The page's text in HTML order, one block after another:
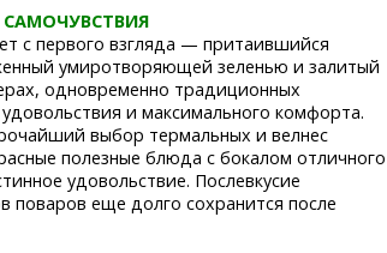
с первого взгляда — притаившийся
умиротворяющей зеленью и залитый
одновременно традиционных
и максимального комфорта.
выбор термальных и велнес
полезные блюда с бокалом отличного
удовольствие. Послевкусие
поваров еще долго сохранится после